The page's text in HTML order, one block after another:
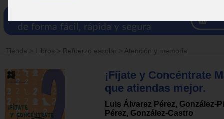
Tienda > Libros > Refuerzo escolar > Atención y memoria
¡Fíjate y Concéntrate
que atiendas mejor.
Luis Álvarez Pérez, González-
Pérez, González-Castro